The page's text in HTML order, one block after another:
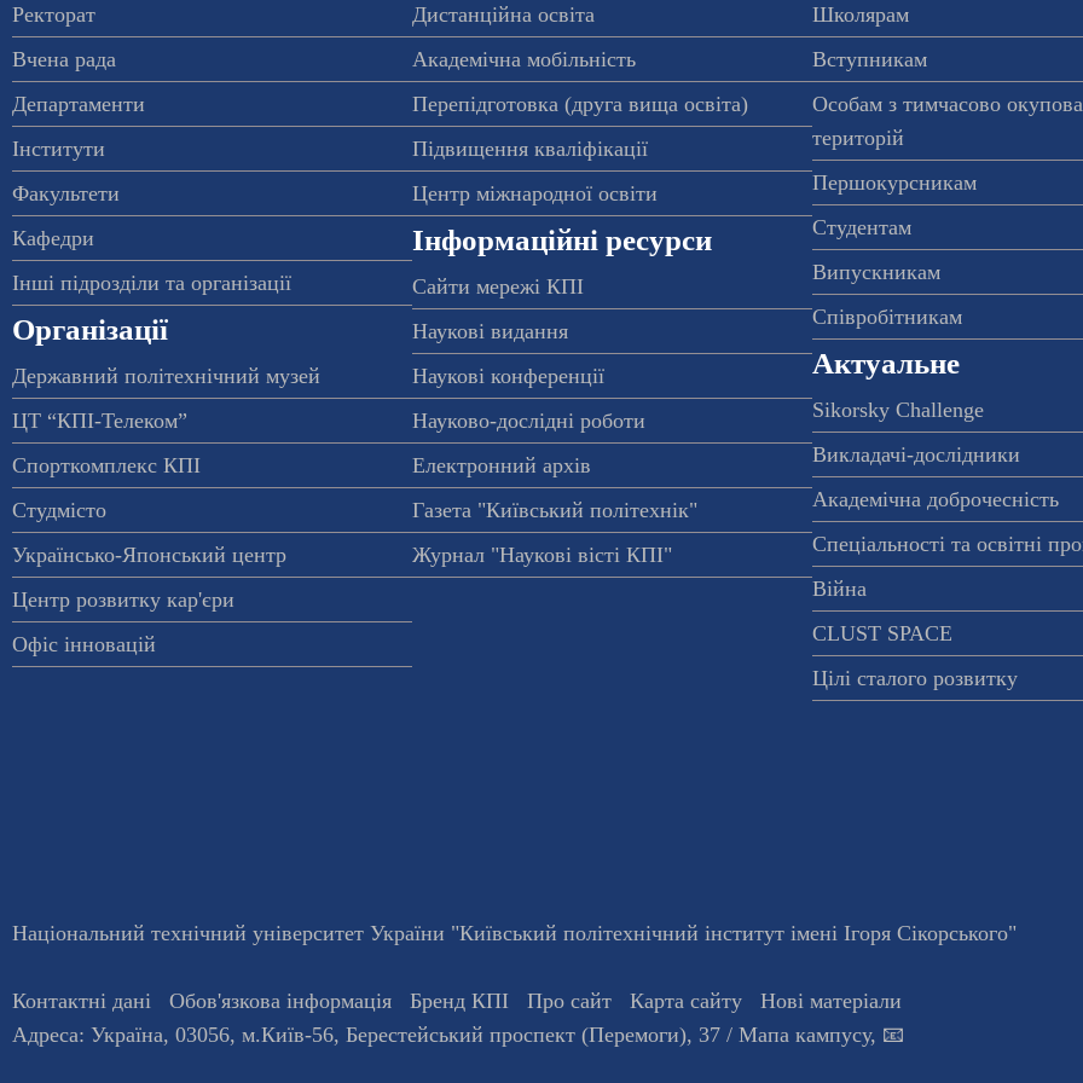
Ректорат
Вчена рада
Департаменти
Інститути
Факультети
Кафедри
Інші підрозділи та організації
Організації
Державний політехнічний музей
ЦТ “КПІ-Телеком”
Спорткомплекс КПІ
Студмісто
Українсько-Японський центр
Центр розвитку кар'єри
Офіс інновацій
Дистанційна освіта
Академічна мобільність
Перепідготовка (друга вища освіта)
Підвищення кваліфікації
Центр міжнародної освіти
Інформаційні ресурси
Сайти мережі КПІ
Наукові видання
Наукові конференції
Науково-дослідні роботи
Електронний архів
Газета "Київський політехнік"
Журнал "Наукові вісті КПІ"
Школярам
Вступникам
Особам з тимчасово
територій
Першокурсникам
Студентам
Випускникам
Співробітникам
Актуальне
Sikorsky Challenge
Викладачі-дослідники
Академічна доброчесність
Спеціальності та освітні
Війна
CLUST SPACE
Цілі сталого розвитку
Національний технічний університет України "Київський політехнічний інститут імені Ігоря Сікорського"
Контактні дані Обов'язкова інформація Бренд КПІ Про сайт Карта сайту
Нові матеріали
Адреса: Україна, 03056, м.Київ-56, Берестейський проспект (Перемоги), 37 / Мапа кампусу, 📧